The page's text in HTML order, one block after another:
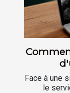
Face à une
le